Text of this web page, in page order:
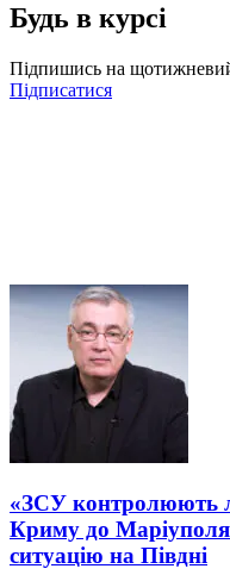
Будь в курсі
Підпишись на
Підписатися
«ЗСУ контролюють
Криму до
ситуацію на Півдні